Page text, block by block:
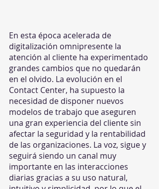
En esta época acelerada de
digitalización omnipresente la
atención al cliente ha experimentado
grandes cambios que no quedarán
en el olvido. La evolución en el
Contact Center, ha supuesto la
necesidad de disponer nuevos
modelos de trabajo que aseguren
una gran experiencia del cliente sin
afectar la seguridad y la rentabilidad
de las organizaciones. La voz, sigue y
seguirá siendo un canal muy
importante en las interacciones
diarias gracias a su uso natural,